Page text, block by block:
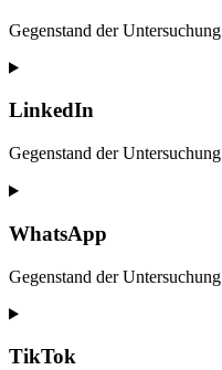
Gegenstand der Untersuchung
Consent
service
LinkedIn
Gegenstand der Untersuchung
Consent
service
WhatsApp
Gegenstand der Untersuchung
Consent
service
TikTok